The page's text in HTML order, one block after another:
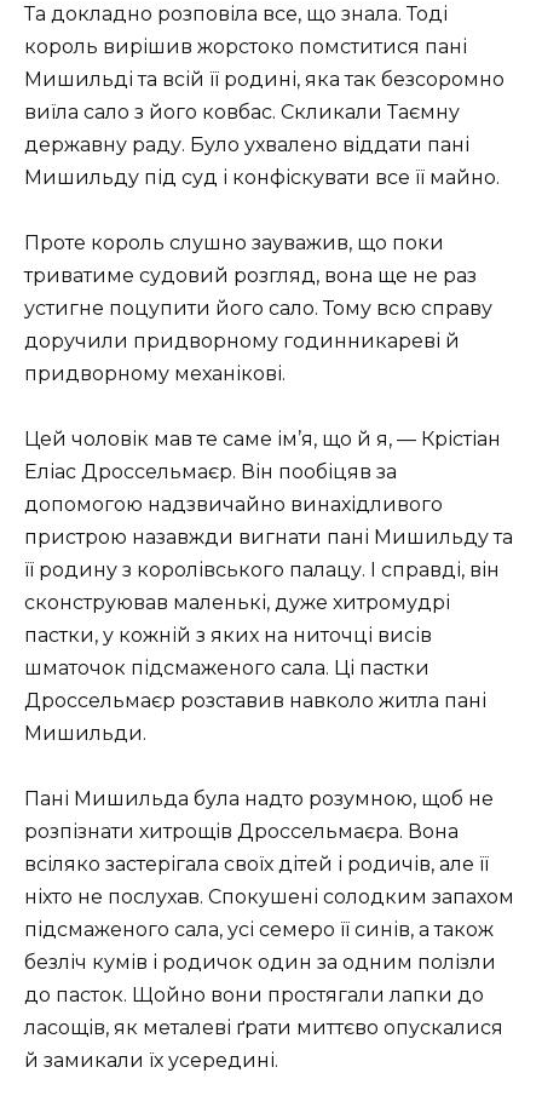
Та докладно розповіла все, що знала. Тоді
король вирішив жорстоко помститися пані
Мишильді та всій її родині, яка так безсоромно
виїла сало з його ковбас. Скликали Таємну
державну раду. Було ухвалено віддати пані
Мишильду під суд і конфіскувати все її майно.
Проте король слушно зауважив, що поки
триватиме судовий розгляд, вона ще не раз
устигне поцупити його сало. Тому всю справу
доручили придворному годинникареві й
придворному механікові.
Цей чоловік мав те саме ім’я, що й я, — Крістіан
Еліас Дроссельмаєр. Він пообіцяв за
допомогою надзвичайно винахідливого
пристрою назавжди вигнати пані Мишильду та
її родину з королівського палацу. І справді, він
сконструював маленькі, дуже хитромудрі
пастки, у кожній з яких на ниточці висів
шматочок підсмаженого сала. Ці пастки
Дроссельмаєр розставив навколо житла пані
Мишильди.
Пані Мишильда була надто розумною, щоб не
розпізнати хитрощів Дроссельмаєра. Вона
всіляко застерігала своїх дітей і родичів, але її
ніхто не послухав. Спокушені солодким запахом
підсмаженого сала, усі семеро її синів, а також
безліч кумів і родичок один за одним полізли
до пасток. Щойно вони простягали лапки до
ласощів, як металеві ґрати миттєво опускалися
й замикали їх усередині.